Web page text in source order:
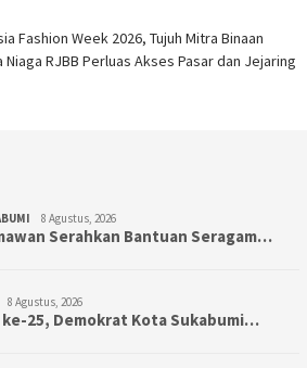
Fashion Week 2026, Tujuh Mitra Binaan
RJBB Perluas Akses Pasar dan Jejaring
8 Agustus, 2026
Serahkan Bantuan Seragam…
8 Agustus, 2026
ke-25, Demokrat Kota Sukabumi…